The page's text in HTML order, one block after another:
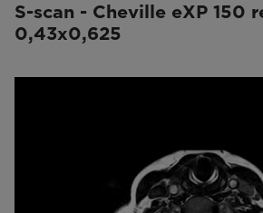
S-scan - Cheville eXP 150
0,43x0,625